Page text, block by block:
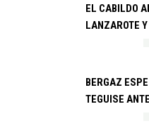
EL CABILDO
LANZAROTE
BERGAZ
TEGUISE